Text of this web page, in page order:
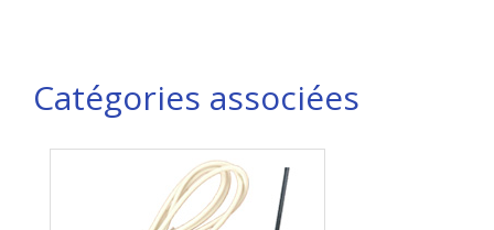
Catégories associées